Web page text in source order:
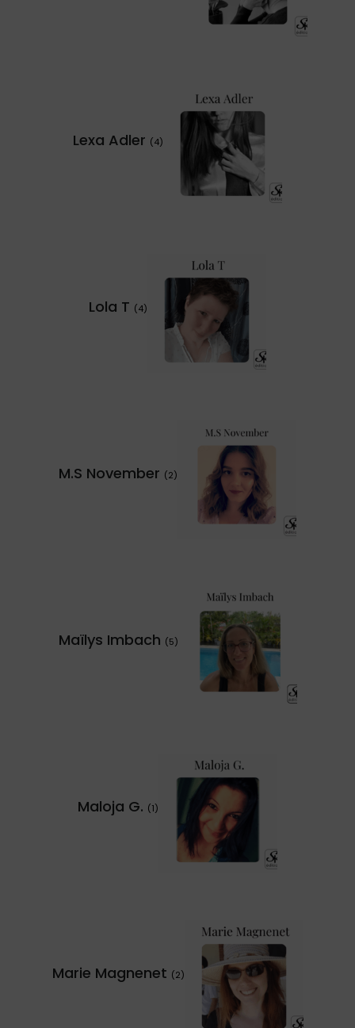
Lexa Adler (4)
Lola T (4)
M.S November (2)
Maïlys Imbach (5)
Maloja G. (1)
Marie Magnenet (2)